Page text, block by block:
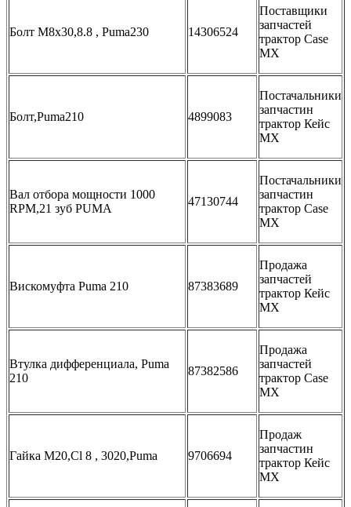
Болт M8x30,8.8 , Puma230 14306524
Поставщики
запчастей
трактор Case
MX
Болт,Puma210 4899083
Постачальники
запчастин
трактор Кейс
МХ
Вал отбора мощности 1000
RPM,21 зуб PUMA
47130744
Постачальники
запчастин
трактор Case
MX
Вискомуфта Puma 210 87383689
Продажа
запчастей
трактор Кейс
МХ
Втулка дифференциала, Puma
210
87382586
Продажа
запчастей
трактор Case
MX
Гайка M20,Cl 8 , 3020,Puma 9706694
Продаж
запчастин
трактор Кейс
МХ